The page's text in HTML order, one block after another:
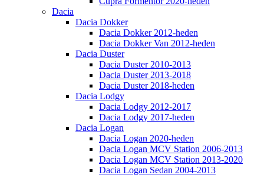
Dacia
Dacia Dokker
Dacia Dokker 2012-heden
Dacia Dokker Van 2012-heden
Dacia Duster
Dacia Duster 2010-2013
Dacia Duster 2013-2018
Dacia Duster 2018-heden
Dacia Lodgy
Dacia Lodgy 2012-2017
Dacia Lodgy 2017-heden
Dacia Logan
Dacia Logan 2020-heden
Dacia Logan MCV Station 2006-2013
Dacia Logan MCV Station 2013-2020
Dacia Logan Sedan 2004-2013